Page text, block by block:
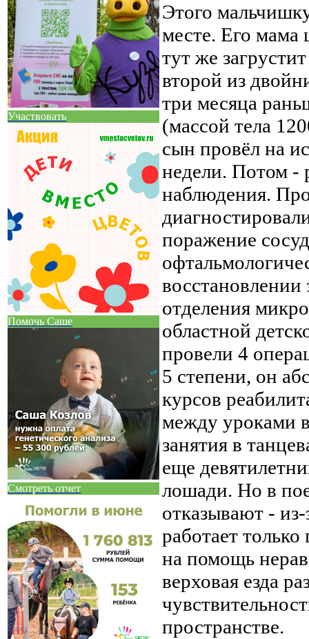
Участвовать
Помочь Саше
Смотреть отчет
Этого
месте. Его мама
тут же
второй из
три месяца
(массой тела
сын провёл на
недели. Потом -
наблюдения.
поражение
отделения
областной
провели 4
5 степени, он
курсов
между уроками
занятия в
еще
лошади. Но в
отказывают -
работает
на помощь
верховая езда
пространстве.